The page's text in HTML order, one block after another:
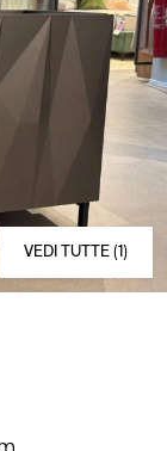
VEDI TUTTE (1)